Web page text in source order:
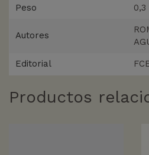
Peso 0,3
Autores
Editorial
Productos